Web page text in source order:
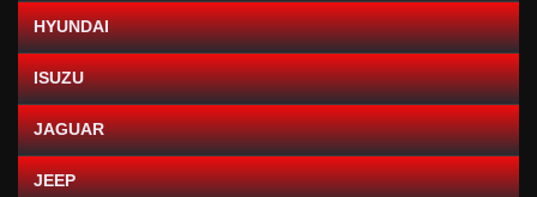
HYUNDAI
ISUZU
JAGUAR
JEEP